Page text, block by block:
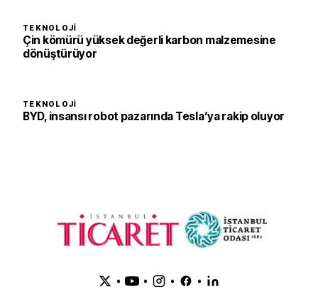
TEKNOLOJI
Çin kömürü yüksek değerli karbon malzemesine
dönüştürüyor
TEKNOLOJI
BYD, insansı robot pazarında Tesla’ya rakip oluyor
• • • •